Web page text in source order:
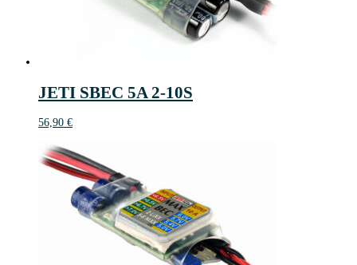
JETI SBEC 5A 2-10S
56,90 €